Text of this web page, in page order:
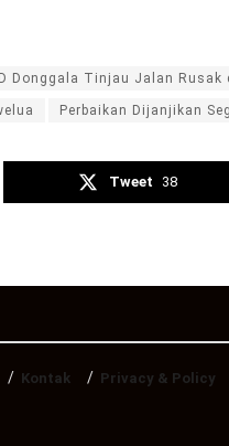
Donggala Tinjau Jalan Rusak
Perbaikan Dijanjikan
Tweet 38
Kontak Privacy & Policy